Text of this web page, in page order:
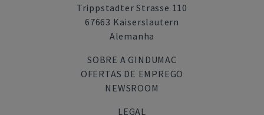
Trippstadter Strasse 110
67663 Kaiserslautern
Alemanha
SOBRE A GINDUMAC
OFERTAS DE EMPREGO
NEWSROOM
LEGAL